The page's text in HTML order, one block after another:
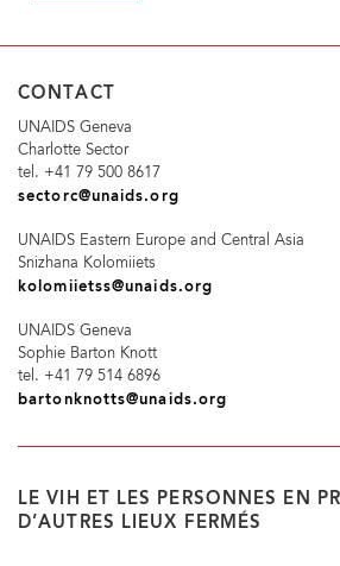
CONTACT
UNAIDS Geneva
Charlotte Sector
tel. +41 79 500 8617
sectorc@unaids.org
UNAIDS Eastern Europe and Central Asia
Snizhana Kolomiiets
kolomiietss@unaids.org
UNAIDS Geneva
Sophie Barton Knott
tel. +41 79 514 6896
bartonknotts@unaids.org
LE VIH ET LES PERSONNES EN
D’AUTRES LIEUX FERMÉS